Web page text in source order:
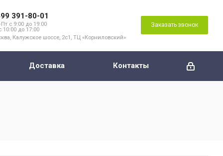
391-80-01
с 9:00 до 19:00
10:00 до 17:00
Калужское шоссе, 2с1, ТЦ «Корниловский»
Заказать звонок
Доставка Контакты